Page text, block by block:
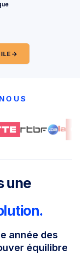
→
une
année des
équilibre